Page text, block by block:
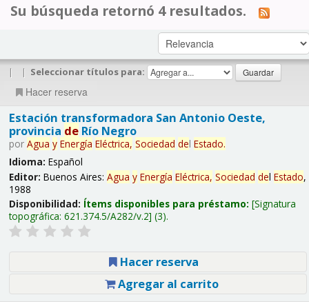
Su búsqueda retornó 4 resultados.
| | Seleccionar títulos para:
Hacer reserva
Estación transformadora San Antonio Oeste,
provincia deRío Negro
por Agua y Energía Eléctrica, Sociedad del Estado.
Idioma: Español
Editor: Buenos Aires: Agua y Energía Eléctrica, Sociedad del Estado,
1988
Disponibilidad: Ítems disponibles para préstamo: Signatura
topográfica: 621.374.5/A282/v.2 (3).
Hacer reserva
Agregar al carrito